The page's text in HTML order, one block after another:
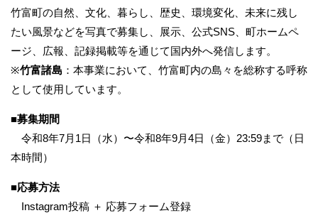
竹富町の自然、文化、暮らし、歴史、環境変化、未来に残し
たい風景などを写真で募集し、展示、公式SNS、町ホームペ
ージ、広報、記録掲載等を通じて国内外へ発信します。
※竹富諸島 ：本事業において、竹富町内の島々を総称する呼称
として使用しています。
■募集期間
令和8年7月1日（水）〜令和8年9月4日（金）23:59まで（日
本時間）
■応募方法
Instagram投稿 ＋ 応募フォーム登録